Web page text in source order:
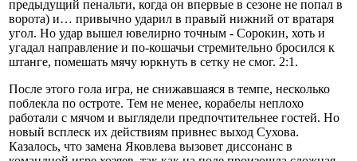
предыдущий пенальти, когда он впервые в сезоне не попал в
ворота) и… привычно ударил в правый нижний от вратаря
угол. Но удар вышел ювелирно точным - Сорокин, хоть и
угадал направление и по-кошачьи стремительно бросился к
штанге, помешать мячу юркнуть в сетку не смог. 2:1.
После этого гола игра, не снижавшаяся в темпе, несколько
поблекла по остроте. Тем не менее, корабелы неплохо
работали с мячом и выглядели предпочтительнее гостей. Но
новый всплеск их действиям привнес выход Сухова.
Казалось, что замена Яковлева вызовет диссонанс в